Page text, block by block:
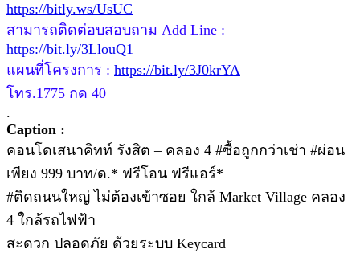
https://bitly.ws/UsUC
สามารถติดต่อบสอบถาม Add Line :
https://bit.ly/3LlouQ1
แผนที่โครงการ : https://bit.ly/3J0krYA
โทร.1775 กด 40
.
Caption :
คอนโดเสนาคิทท์ รังสิต – คลอง 4 #ซื้อถูกกว่าเช่า #ผ่อน
เพียง 999 บาท/ด.* ฟรีโอน ฟรีแอร์*
#ติดถนนใหญ่ ไม่ต้องเข้าซอย ใกล้ Market Village คลอง
4 ใกล้รถไฟฟ้า
สะดวก ปลอดภัย ด้วยระบบ Keycard